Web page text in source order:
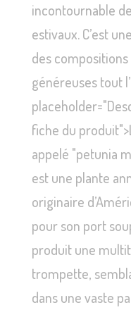
incontournable
estivaux. C’est
des
généreuses tout
fiche du
appelé "petunia
est une plante
originaire
pour son port
produit une
trompette,
dans une vaste